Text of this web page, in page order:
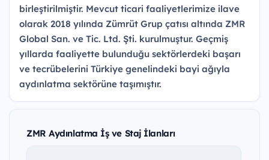
birleştirilmiştir. Mevcut ticari faaliyetlerimize ilave
olarak 2018 yılında Zümrüt Grup çatısı altında ZMR
Global San. ve Tic. Ltd. Şti. kurulmuştur. Geçmiş
yıllarda faaliyette bulunduğu sektörlerdeki başarı
ve tecrübelerini Türkiye genelindeki bayi ağıyla
aydınlatma sektörüne taşımıştır.
ZMR Aydınlatma İş ve Staj İlanları